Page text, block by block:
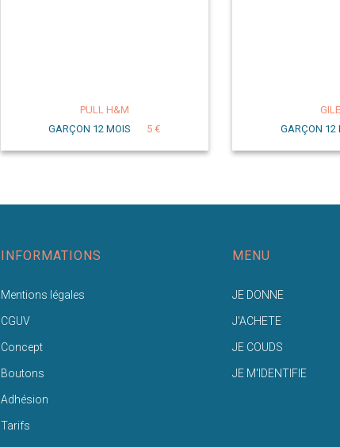
PULL H&M
GARÇON 12 MOIS
5 €
GARÇON 12
INFORMATIONS
Mentions légales
CGUV
Concept
Boutons
Adhésion
Tarifs
MENU
JE DONNE
J'ACHETE
JE COUDS
JE M'IDENTIFIE